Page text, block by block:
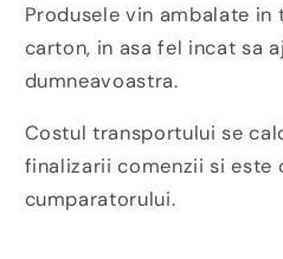
Produsele vin ambalate
carton, in asa fel incat sa
dumneavoastra.
Costul transportului se
finalizarii comenzii si este
cumparatorului.